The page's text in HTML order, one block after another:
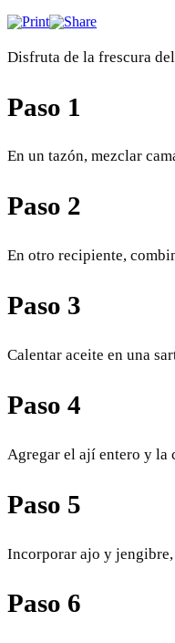
Disfruta de la frescura
Paso 1
En un tazón, mezclar
Paso 2
En otro recipiente,
Paso 3
Calentar aceite en una
Paso 4
Agregar el ají entero y la
Paso 5
Incorporar ajo y
Paso 6